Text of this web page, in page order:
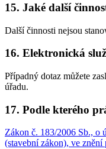
15. Jaké další
Další činnosti nejsou
16. Elektronická
Případný dotaz můžete
úřadu.
17. Podle kterého
Zákon č. 183/2006 Sb., o
(stavební zákon), ve znění